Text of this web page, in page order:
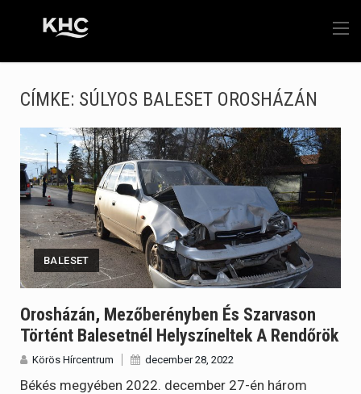
CÍMKE: SÚLYOS BALESET OROSHÁZÁN
BALESET
Orosházán, Mezőberényben És Szarvason
Történt Balesetnél Helyszíneltek A Rendőrök
Körös Hírcentrum december 28, 2022
Békés megyében 2022. december 27-én három